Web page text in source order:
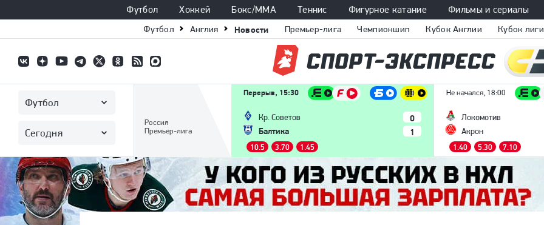
Футбол Хоккей Бокс/ММА Теннис Фигурное катание Фильмы и сериалы
Футбол Англия Новости Премьер-лига Чемпионшип Кубок Англии Кубок лиги
Футбол
Сегодня
Россия
Премьер-лига
Перерыв, 15:30
Кр. Советов
Балтика
0
1
10.5 3.70 1.45
Не начался, 18:00
Локомотив
Акрон
1.40 5.30 7.10